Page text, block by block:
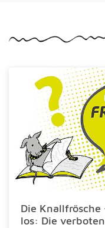
Die
los: Die